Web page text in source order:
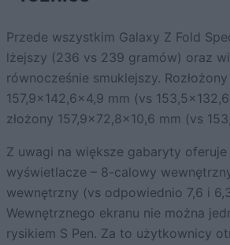
Przede wszystkim Galaxy Z Fold
lżejszy (236 vs 239 gramów) oraz
równocześnie smuklejszy.
157,9×142,6×4,9 mm (vs
złożony 157,9×72,8×10,6 mm (vs
Z uwagi na większe gabaryty oferuje
wyświetlacze – 8-calowy
wewnętrzny (vs odpowiednio 7,6 i
Wewnętrznego ekranu nie można
rysikiem S Pen. Za to użytkownicy